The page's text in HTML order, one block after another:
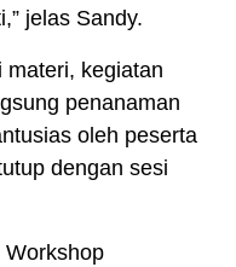
jelas Sandy.
materi, kegiatan
penanaman
oleh peserta
dengan sesi
Workshop